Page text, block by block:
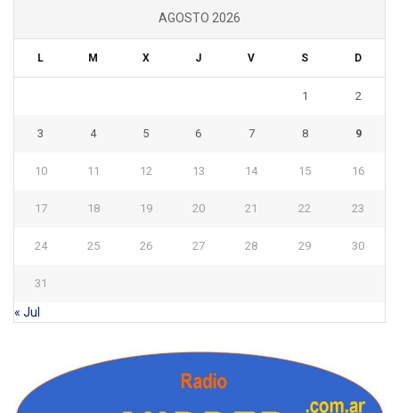
AGOSTO 2026
L M X J V S D
1 2
3 4 5 6 7 8 9
10 11 12 13 14 15 16
17 18 19 20 21 22 23
24 25 26 27 28 29 30
31
« Jul